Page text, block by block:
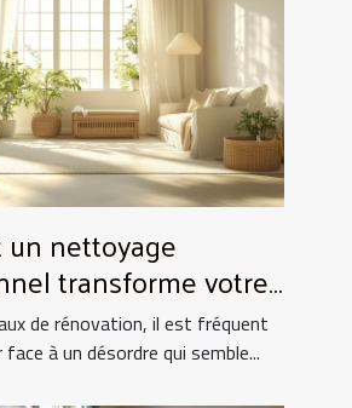
nettoyage
transforme votre
rénovation ?
de rénovation, il est fréquent
à un désordre qui semble...